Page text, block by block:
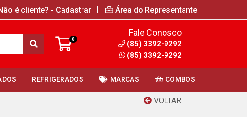
é cliente? - Cadastrar | Área do Representante
0
Fale Conosco
(85) 3392-9292
(85) 3392-9292
REFRIGERADOS MARCAS COMBOS
VOLTAR